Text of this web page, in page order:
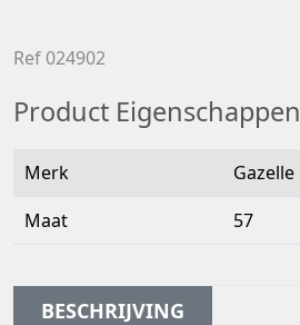
Ref 024902
Product Eigenschappen
Merk
Gazelle
Maat
57
BESCHRIJVING